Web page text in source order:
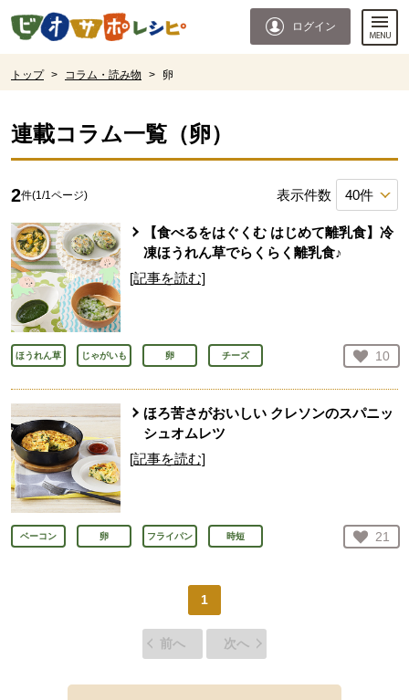
ページの先頭です。
ログイン
トップ > コラム・読み物 > 卵
連載コラム一覧（卵）
2件(1 /1 ページ) 表示件数
【食べるをはぐくむ はじめて離乳食】冷
凍ほうれん草でらくらく離乳食♪
[記事を読む]
ほうれん草 じゃがいも 卵 チーズ お気
10
人
ほろ苦さがおいしい クレソンのスパニッ
シュオムレツ
[記事を読む]
ベーコン 卵 フライパン 時短 お気
21
人
1
前へ 次へ